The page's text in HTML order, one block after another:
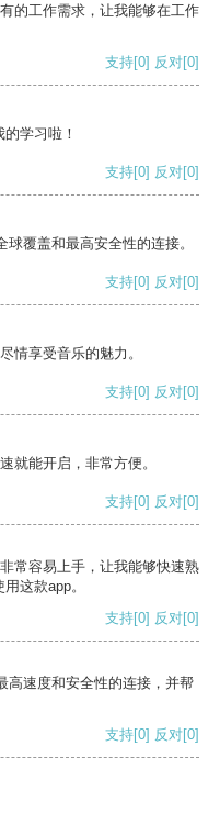
的工作需求，让我能够在工作
支持[0] 反对[0]
学习啦！
支持[0] 反对[0]
覆盖和最高安全性的连接。
支持[0] 反对[0]
情享受音乐的魅力。
支持[0] 反对[0]
就能开启，非常方便。
支持[0] 反对[0]
常容易上手，让我能够快速熟
这款app。
支持[0] 反对[0]
高速度和安全性的连接，并帮
支持[0] 反对[0]